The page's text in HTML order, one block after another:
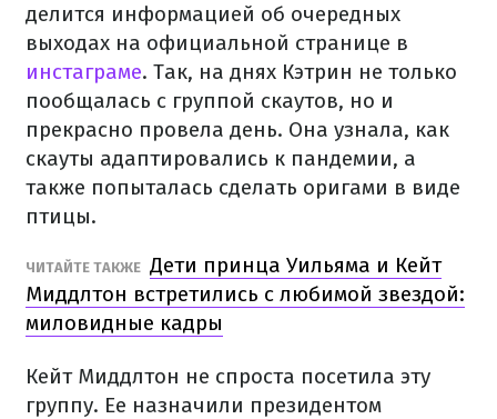
делится информацией об очередных
выходах на официальной странице в
инстаграме. Так, на днях Кэтрин не только
пообщалась с группой скаутов, но и
прекрасно провела день. Она узнала, как
скауты адаптировались к пандемии, а
также попыталась сделать оригами в виде
птицы.
ЧИТАЙТЕ ТАКЖЕ Дети принца Уильяма и Кейт
Миддлтон встретились с любимой звездой:
миловидные кадры
Кейт Миддлтон не спроста посетила эту
группу. Ее назначили президентом